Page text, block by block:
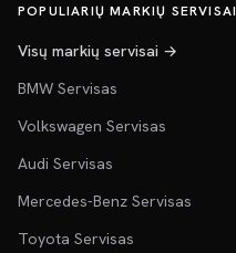
POPULIARIŲ MARKIŲ SERVISAI
Visų markių servisai →
BMW Servisas
Volkswagen Servisas
Audi Servisas
Mercedes-Benz Servisas
Toyota Servisas